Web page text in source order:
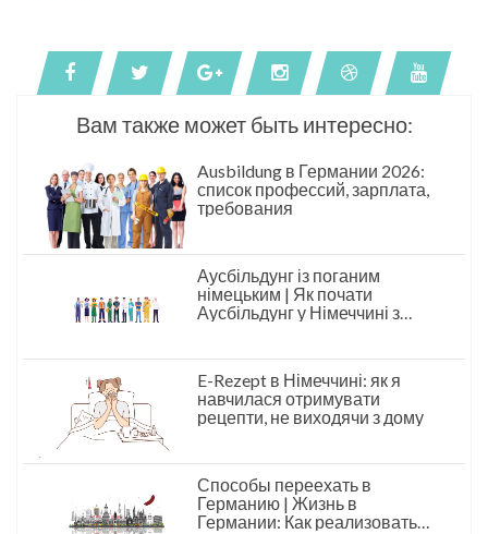
Вам также может быть интересно:
Ausbildung в Германии 2026:
список профессий, зарплата,
требования
Аусбільдунг із поганим
німецьким | Як почати
Аусбільдунг у Німеччині з
E-Rezept в Німеччині: як я
навчилася отримувати
рецепти, не виходячи з дому
Способы переехать в
Германию | Жизнь в
Германии: Как реализовать